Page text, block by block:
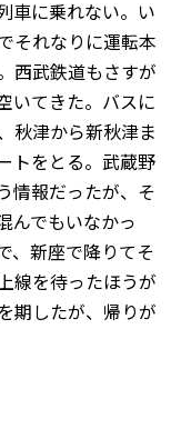
車に乗れない。い
それなりに運転本
西武鉄道もさすが
いてきた。バスに
秋津から新秋津ま
トをとる。武蔵野
情報だったが、そ
んでもいなかっ
、新座で降りてそ
線を待ったほうが
期したが、帰りが